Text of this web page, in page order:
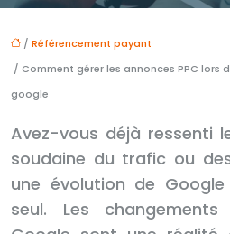
/ Référencement payant
/ Comment gérer les annonces PPC lors
google
Avez-vous déjà ressenti
soudaine du trafic ou
une évolution de
seul. Les